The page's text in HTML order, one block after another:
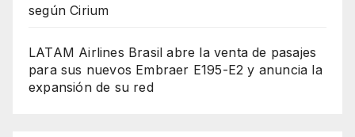
según Cirium
LATAM Airlines Brasil abre la venta de pasajes
para sus nuevos Embraer E195-E2 y anuncia la
expansión de su red